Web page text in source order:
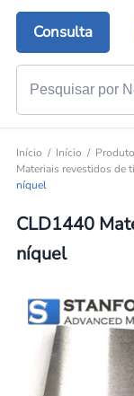
Consulta
Início Início
Materiais revestidos de
níquel
CLD1440
níquel